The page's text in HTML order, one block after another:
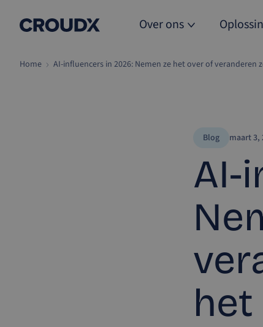
Over ons
Home AI-influencers in 2026: Nemen ze het over of veranderen
Blog maart 3,
AI-
het